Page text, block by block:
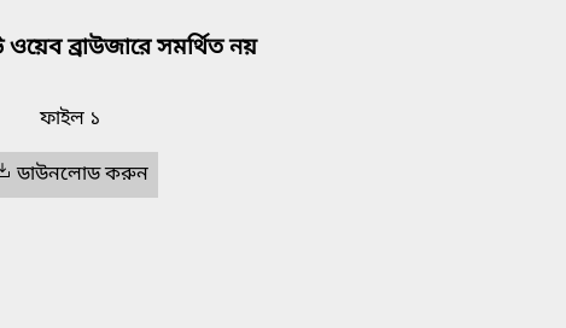
ওয়েব ব্রাউজারে সমর্থিত নয়
ফাইল ১
ডাউনলোড করুন